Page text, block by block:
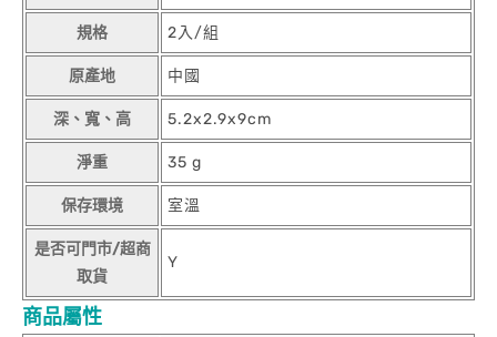
規格 2入/組
原產地 中國
深、寬、高 5.2x2.9x9cm
淨重 35 g
保存環境 室溫
是否可門市/超商
取貨
Y
商品屬性